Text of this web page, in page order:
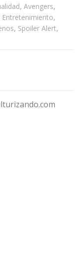
, Avengers,
Entretenimiento,
, Spoiler Alert,